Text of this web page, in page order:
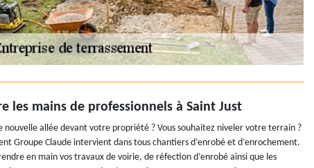
les mains de professionnels à Saint Just
nouvelle allée devant votre propriété ? Vous souhaitez niveler votre terrain ?
Groupe Claude intervient dans tous chantiers d’enrobé et d’enrochement.
en main vos travaux de voirie, de réfection d’enrobé ainsi que les